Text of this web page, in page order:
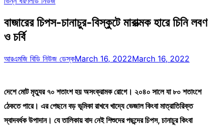
বাজারের চিপস-চানাচুর-বিস্কুটে মারাত্মক হারে চিনি লবণ
ও চর্বি
আরএমজি বিডি নিউজ ডেস্কMarch 16, 2022March 16, 2022
দেশে মোট মৃত্যুর ৭০ শতাংশ হয় অসংক্রামক রোগে। ২০৪০ সালে যা ৮০ শতাংশে
ঠেকতে পারে। এর পেছনে বড় ভূমিকা রাখবে খাদ্যে ভেজাল কিংবা মাত্রাতিরিক্ত
স্বাদবর্ধক উপাদান। যে তালিকায় বাদ নেই শিশুদের পছন্দের চিপস, চানাচুর কিংবা